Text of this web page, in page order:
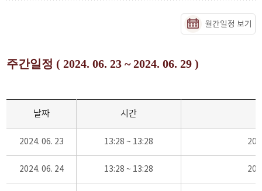
월간일정 보기
주간일정 ( 2024. 06. 23 ~ 2024. 06. 29 )
날짜 시간
2024. 06. 23 13:28 ~ 13:28
2024. 06. 24 13:28 ~ 13:28